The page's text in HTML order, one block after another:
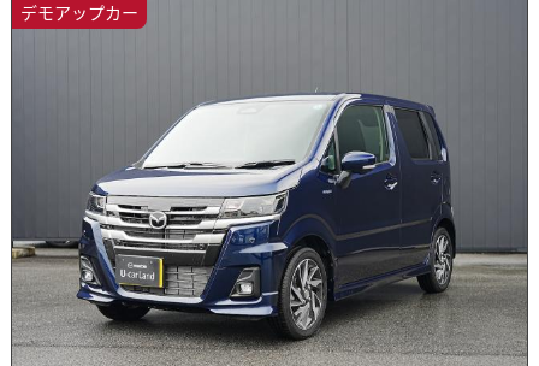
デモアップカー